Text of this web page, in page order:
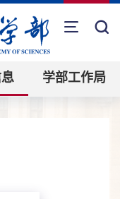
学部工作局